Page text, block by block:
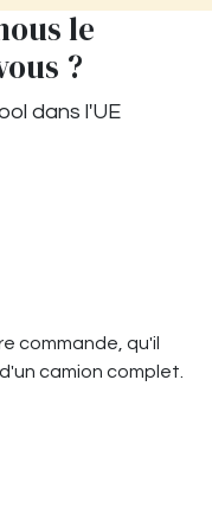
le
?
dans l'UE
commande, qu'il
camion complet.